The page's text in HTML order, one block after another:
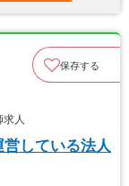
保存する
人
営している法人